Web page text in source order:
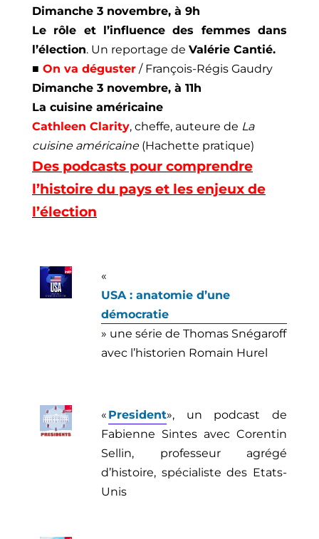
Dimanche 3 novembre, à 9h
Le rôle et l’influence des femmes dans
l’élection. Un reportage de Valérie Cantié.
■ On va déguster / François-Régis Gaudry
Dimanche 3 novembre, à 11h
La cuisine américaine
Cathleen Clarity, cheffe, auteure de La
cuisine américaine(Hachette pratique)
Des podcasts pour comprendre
l’histoire du pays et les enjeux de
l’élection
«
USA : anatomie d’une
démocratie
» une série de Thomas Snégaroff
avec l’historien Romain Hurel
« President», un podcast de
Fabienne Sintes avec Corentin
Sellin, professeur agrégé
d’histoire, spécialiste des Etats-
Unis